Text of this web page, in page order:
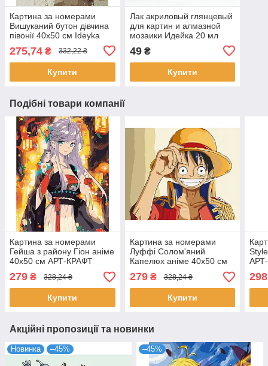
Картина за номерами
Вишуканий бутон дівчина
півонії 40х50 см Ideyka
275,74 ₴ 332,22 ₴
Купити
Лак акриловый глянцевый
для картин и алмазной
мозаики Идейка 20 мл
49₴
Купити
Подібні товари компанії
Картина за номерами
Гейша з району Гіон аніме
40х50 см АРТ-КРАФТ
(10329-AC)
279 ₴ 328,24 ₴
Купити
Картина за номерами
Луффі Солом'яний
Капелюх аніме 40х50 см
АРТ-КРАФТ (16059-AC)
279₴ 328,24 ₴
Купити
298
Акційні пропозиції та новинки
Новинка –45% –45%